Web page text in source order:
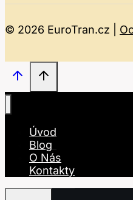
© 2026 EuroTran.cz |
Úvod
Blog
O Nás
Kontakty